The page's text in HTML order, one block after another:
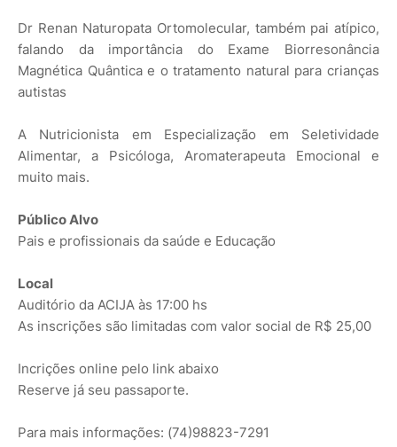
Dr Renan Naturopata Ortomolecular, também pai atípico,
falando da importância do Exame Biorresonância
Magnética Quântica e o tratamento natural para crianças
autistas
A Nutricionista em Especialização em Seletividade
Alimentar, a Psicóloga, Aromaterapeuta Emocional e
muito mais.
Público Alvo
Pais e profissionais da saúde e Educação
Local
Auditório da ACIJA às 17:00 hs
As inscrições são limitadas com valor social de R$ 25,00
Incrições online pelo link abaixo
Reserve já seu passaporte.
Para mais informações: (74)98823-7291